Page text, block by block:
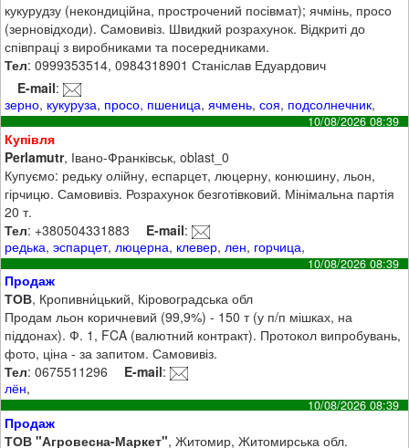
кукурудзу (некондиційна, прострочений посівмат); ячмінь, просо
(зерновідходи). Самовивіз. Швидкий розрахунок. Відкриті до
співпраці з виробниками та посередниками.
Тел: 0999353514, 0984318901 Станіслав Едуардович
E-mail:
зерно, кукуруза, просо, пшеница,ячмень,соя, подсолнечник,
10/08/2026 08:39
Купівля
Perlamutr, Івано-Франківськ, oblast_0
Купуємо: редьку олійну, еспарцет, люцерну, конюшину, льон,
гірчицю. Самовивіз. Розрахунок безготівковий. Мінімальна партія
20 т.
Тел: +380504331883 E-mail:
редька,эспарцет, люцерна, клевер, лен, горчица,
10/08/2026 08:39
Продаж
ТОВ, Кропивни́цький, Кіровоградська обл
Продам льон коричневий (99,9%) - 150 т (у п/п мішках, на
піддонах). Ф. 1, FCA (валютний контракт). Протокол випробувань,
фото, ціна - за запитом. Самовивіз.
Тел: 0675511296 E-mail:
лён,
10/08/2026 08:39
Продаж
ТОВ "Агровесна-Маркет", Житомир, Житомирська обл.